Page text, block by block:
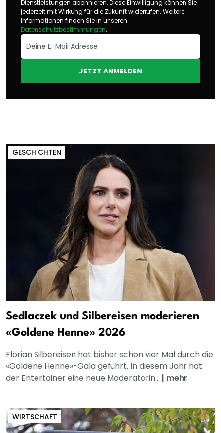
Dienstleistungen abonnieren. Diese Einwilligung können Sie
jederzeit mit Wirkung für die Zukunft widerrufen. Weitere
Informationen finden Sie in unseren
Datenschutzbestimmungen.
JETZT ANMELDEN
GESCHICHTEN
Sedlaczek und Silbereisen moderieren
«Goldene Henne» 2026
Florian Silbereisen hat bisher schon vier Mal durch die
«Goldene Henne»-Gala geführt. In diesem Jahr hat
der Entertainer eine neue Moderatorin... | mehr
WIRTSCHAFT